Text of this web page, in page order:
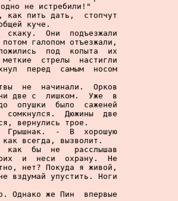
не истребили!"
как пить дать,  стопчут
куче.
скаку.  Они  подъезжали
галопом отъезжали,
под  копыта  их
стрелы  настигли
перед  самым  носом
не  начинали.  Орков
две с  лишком.  Уже  в
опушки  было  саженей
сомкнулся.  Дюжины  две
вернулись трое.
Грышнак.  -  В  хорошую
всегда, вызволит.
как  бы  не   расслышав
и  неси  охрану.  Не
нет? Покуда я живой,
вздумай упустить. Ноги
Однако же Пин  впервые